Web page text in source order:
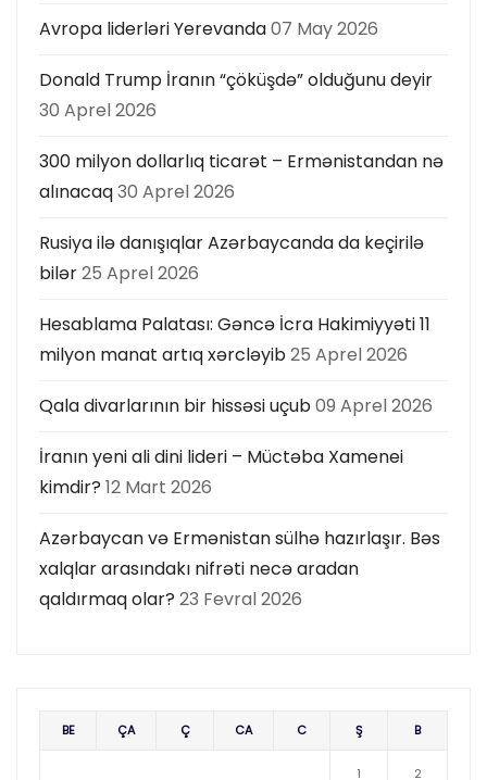
Avropa liderləri Yerevanda07 May 2026
Donald Trump İranın “çöküşdə” olduğunu deyir
30 Aprel 2026
300 milyon dollarlıq ticarət – Ermənistandan nə
alınacaq30 Aprel 2026
Rusiya ilə danışıqlar Azərbaycanda da keçirilə
bilər25 Aprel 2026
Hesablama Palatası: Gəncə İcra Hakimiyyəti 11
milyon manat artıq xərcləyib25 Aprel 2026
Qala divarlarının bir hissəsi uçub09 Aprel 2026
İranın yeni ali dini lideri – Müctəba Xamenei
kimdir? 12 Mart 2026
Azərbaycan və Ermənistan sülhə hazırlaşır. Bəs
xalqlar arasındakı nifrəti necə aradan
qaldırmaq olar? 23 Fevral 2026
BE ÇA Ç CA C Ş B
1 2